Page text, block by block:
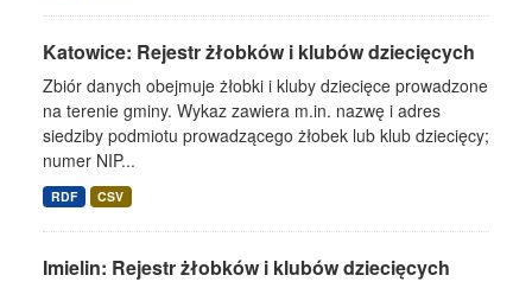
Katowice: Rejestr żłobków i klubów dziecięcych
Zbiór danych obejmuje żłobki i kluby dziecięce prowadzone
na terenie gminy. Wykaz zawiera m.in. nazwę i adres
siedziby podmiotu prowadzącego żłobek lub klub dziecięcy;
numer NIP...
RDF CSV
Imielin: Rejestr żłobków i klubów dziecięcych